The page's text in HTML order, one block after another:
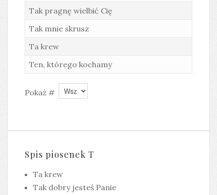
Tak pragnę wielbić Cię
Tak mnie skrusz
Ta krew
Ten, którego kochamy
Pokaż #
Spis piosenek T
Ta krew
Tak dobry jesteś Panie